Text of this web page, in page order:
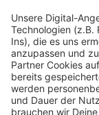
Anzeige